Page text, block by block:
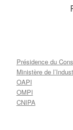
Présidence du
Ministère de
OAPI
OMPI
CNIPA